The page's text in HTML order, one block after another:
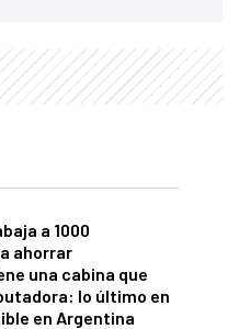
a 1000
ahorrar
una cabina que
lo último en
en Argentina